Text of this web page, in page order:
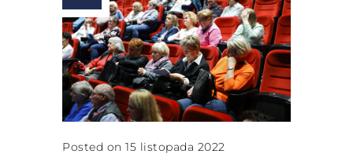
Posted on 15 listopada 2022